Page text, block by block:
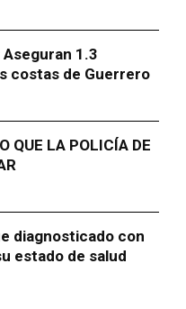
1.3
costas de Guerrero
QUE LA POLICÍA DE
diagnosticado con
estado de salud